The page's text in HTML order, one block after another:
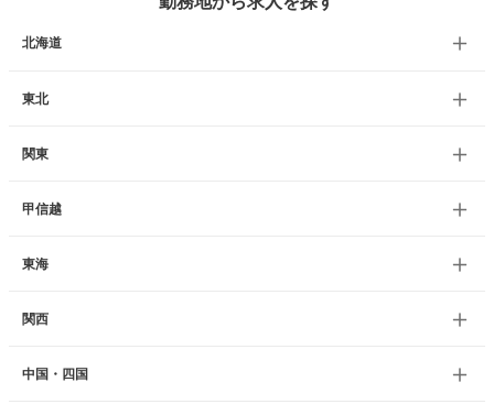
北海道
東北
関東
甲信越
東海
関西
中国・四国